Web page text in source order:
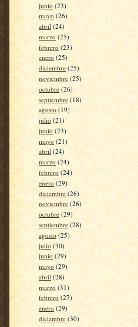
junio (23)
mayo (26)
abril (24)
marzo (25)
febrero (23)
enero (25)
diciembre (25)
noviembre (25)
octubre (26)
septiembre (18)
agosto (19)
julio (21)
junio (23)
mayo (21)
abril (24)
marzo (24)
febrero (24)
enero (29)
diciembre (26)
noviembre (26)
octubre (29)
septiembre (28)
agosto (25)
julio (30)
junio (29)
mayo (29)
abril (28)
marzo (31)
febrero (27)
enero (29)
diciembre (30)